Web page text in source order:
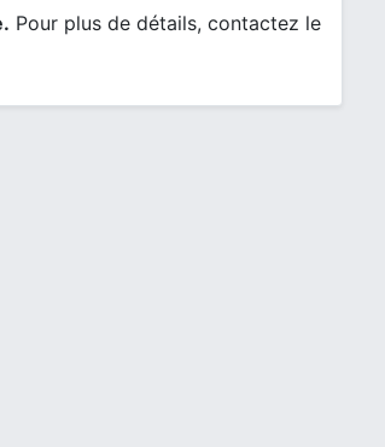
Pour plus de détails, contactez le